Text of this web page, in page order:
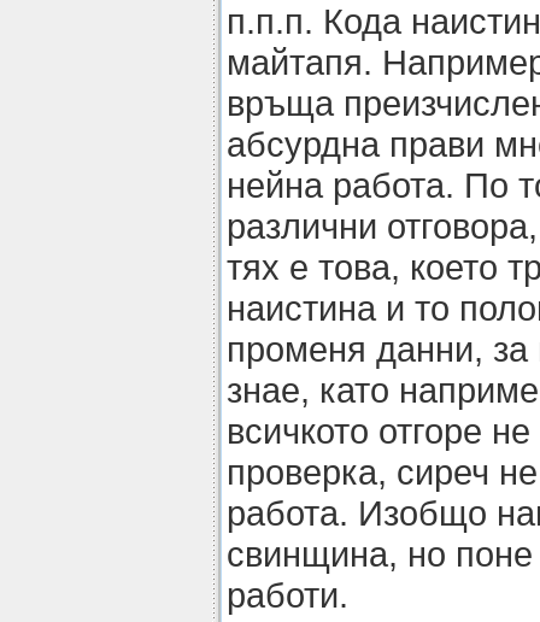
п.п.п. Кода
майтапя.
връща
абсурдна прави
нейна работа. По
различни
тях е това, което
наистина и то
променя данни, за
знае, като
всичкото отгоре
проверка, сиреч
работа. Изобщо
свинщина, но поне
работи.